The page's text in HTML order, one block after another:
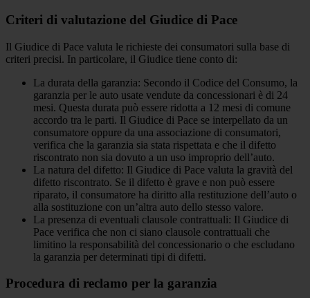
Criteri di valutazione del Giudice di Pace
Il Giudice di Pace valuta le richieste dei consumatori sulla base di
criteri precisi. In particolare, il Giudice tiene conto di:
La durata della garanzia: Secondo il Codice del Consumo, la
garanzia per le auto usate vendute da concessionari è di 24
mesi. Questa durata può essere ridotta a 12 mesi di comune
accordo tra le parti. Il Giudice di Pace se interpellato da un
consumatore oppure da una associazione di consumatori,
verifica che la garanzia sia stata rispettata e che il difetto
riscontrato non sia dovuto a un uso improprio dell’auto.
La natura del difetto: Il Giudice di Pace valuta la gravità del
difetto riscontrato. Se il difetto è grave e non può essere
riparato, il consumatore ha diritto alla restituzione dell’auto o
alla sostituzione con un’altra auto dello stesso valore.
La presenza di eventuali clausole contrattuali: Il Giudice di
Pace verifica che non ci siano clausole contrattuali che
limitino la responsabilità del concessionario o che escludano
la garanzia per determinati tipi di difetti.
Procedura di reclamo per la garanzia